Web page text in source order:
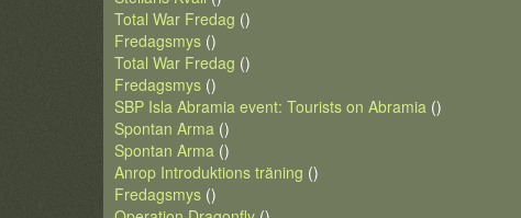
Total War Fredag ()
Fredagsmys ()
Total War Fredag ()
Fredagsmys ()
SBP Isla Abramia event: Tourists on Abramia ()
Spontan Arma ()
Spontan Arma ()
Anrop Introduktions träning ()
Fredagsmys ()